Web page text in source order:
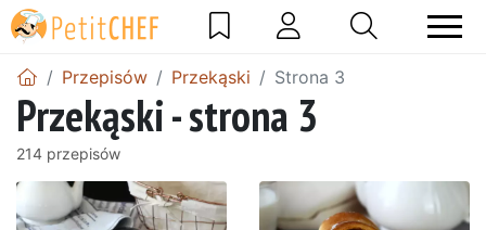
Przepisów Przekąski Strona 3
Przekąski - strona 3
214 przepisów